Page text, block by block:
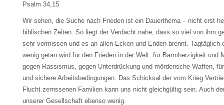
Psalm 34,15
Wir sehen, die Suche nach Frieden ist ein Dauerthema – nicht erst
biblischen Zeiten. So liegt der Verdacht nahe, dass so viel von ihm
sehr vermissen und es an allen Ecken und Enden brennt. Tagtäglich
wenig getan wird für den Frieden in der Welt: für Barmherzigkeit und
gegen Rassismus, gegen Unterdrückung und mörderische Waffen,
und sichere Arbeitsbedingungen. Das Schicksal der vom Krieg
Flucht zerrissenen Familien kann uns nicht gleichgültig sein. Auch
unserer Gesellschaft ebenso wenig.